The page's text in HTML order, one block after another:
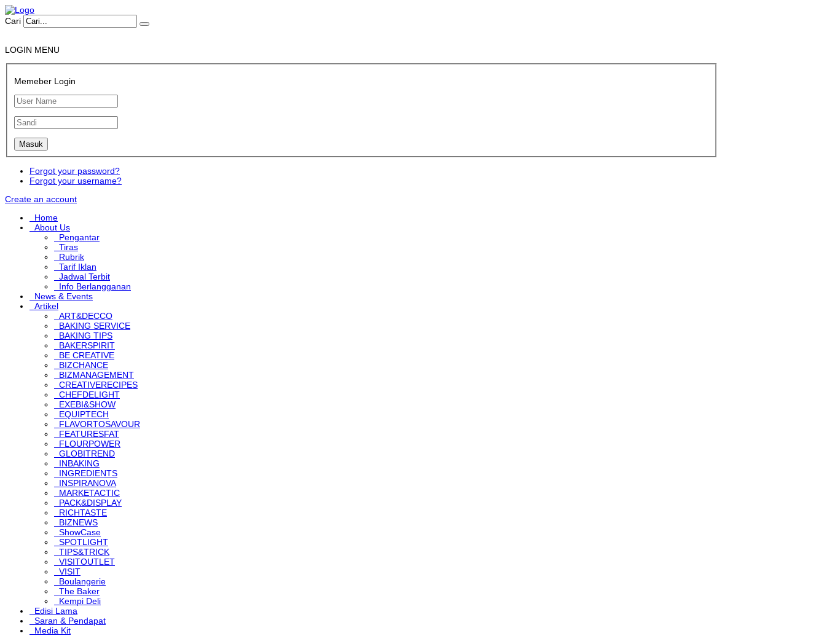
Cari
LOGIN MENU
Memeber Login
Forgot your password?
Forgot your username?
Create an account
Home
About Us
Pengantar
Tiras
Rubrik
Tarif Iklan
Jadwal Terbit
Info Berlangganan
News & Events
Artikel
ART&DECCO
BAKING SERVICE
BAKING TIPS
BAKERSPIRIT
BE CREATIVE
BIZCHANCE
BIZMANAGEMENT
CREATIVERECIPES
CHEFDELIGHT
EXEBI&SHOW
EQUIPTECH
FLAVORTOSAVOUR
FEATURESFAT
FLOURPOWER
GLOBITREND
INBAKING
INGREDIENTS
INSPIRANOVA
MARKETACTIC
PACK&DISPLAY
RICHTASTE
BIZNEWS
ShowCase
SPOTLIGHT
TIPS&TRICK
VISITOUTLET
VISIT
Boulangerie
The Baker
Kempi Deli
Edisi Lama
Saran & Pendapat
Media Kit